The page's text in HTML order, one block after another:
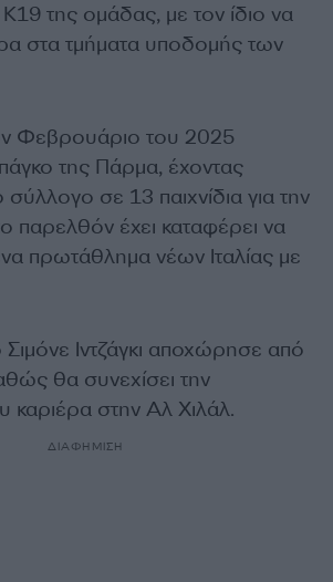
Κ19 της ομάδας, με τον ίδιο να
στα τμήματα υποδομής των
Φεβρουάριο του 2025
της Πάρμα, έχοντας
σε 13 παιχνίδια για την
παρελθόν έχει καταφέρει να
πρωτάθλημα νέων Ιταλίας με
Σιμόνε Ιντζάγκι αποχώρησε από
θα συνεχίσει την
καριέρα στην Αλ Χιλάλ.
ΔΙΑΦΗΜΙΣΗ